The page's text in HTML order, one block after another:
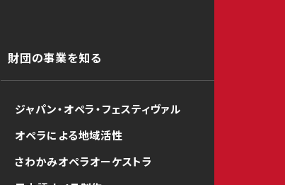
財団の事業を知る
ジャパン・オペラ・フェスティヴァル
オペラによる地域活性
さわかみオペラオーケストラ